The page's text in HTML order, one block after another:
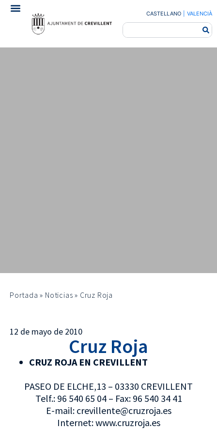
CASTELLANO VALENCIÀ
Portada » Noticias » Cruz Roja
12 de mayo de 2010
Cruz Roja
CRUZ ROJA EN CREVILLENT
PASEO DE ELCHE,13 – 03330 CREVILLENT
Telf.: 96 540 65 04 – Fax: 96 540 34 41
E-mail: crevillente@cruzroja.es
Internet: www.cruzroja.es